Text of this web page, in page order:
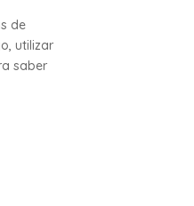
de
utilizar
saber